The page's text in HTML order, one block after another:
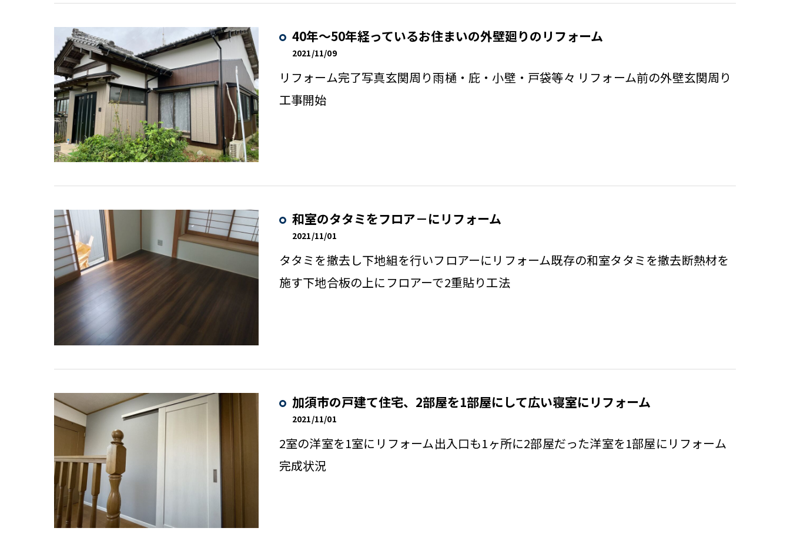
40年～50年経っているお住まいの外壁廻りのリフォーム
2021/11/09
リフォーム完了写真玄関周り雨樋・庇・小壁・戸袋等々 リフォーム前の外壁玄関周り
工事開始
和室のタタミをフロア－にリフォーム
2021/11/01
タタミを撤去し下地組を行いフロアーにリフォーム既存の和室タタミを撤去断熱材を
施す下地合板の上にフロアーで2重貼り工法
加須市の戸建て住宅、2部屋を1部屋にして広い寝室にリフォーム
2021/11/01
2室の洋室を1室にリフォーム出入口も1ヶ所に2部屋だった洋室を1部屋にリフォーム
完成状況